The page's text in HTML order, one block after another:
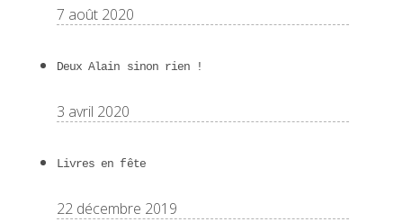
7 août 2020
Deux Alain sinon rien !
3 avril 2020
Livres en fête
22 décembre 2019